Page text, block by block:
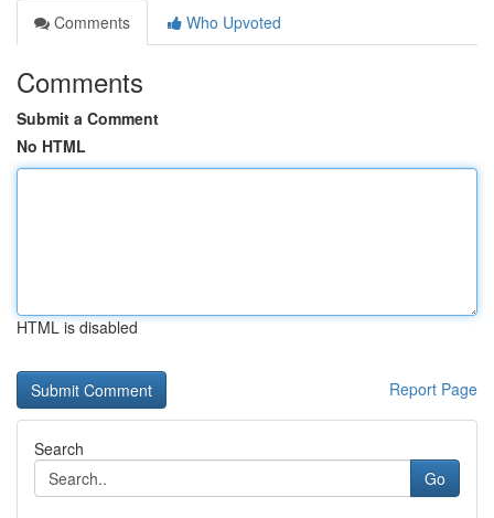
Comments
Who Upvoted
Comments
Submit a Comment
No HTML
HTML is disabled
Report Page
Search
Go